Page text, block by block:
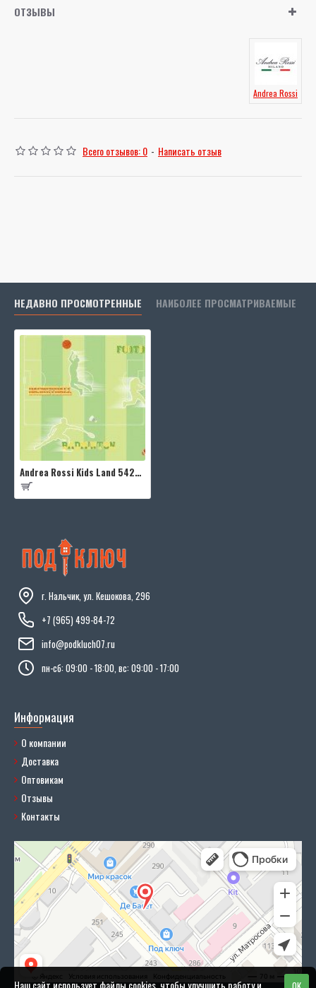
ОТЗЫВЫ
Andrea Rossi
Всего отзывов: 0 - Написать отзыв
НЕДАВНО ПРОСМОТРЕННЫЕ НАИБОЛЕЕ ПРОСМАТРИВАЕМЫЕ
Andrea Rossi Kids Land 54277-1
г. Нальчик, ул. Кешокова, 296
+7 (965) 499-84-72
info@podkluch07.ru
пн-сб: 09:00 - 18:00, вс: 09:00 - 17:00
Информация
О компании
Доставка
Оптовикам
Отзывы
Контакты
Наш сайт использует файлы cookies, чтобы улучшить работу и